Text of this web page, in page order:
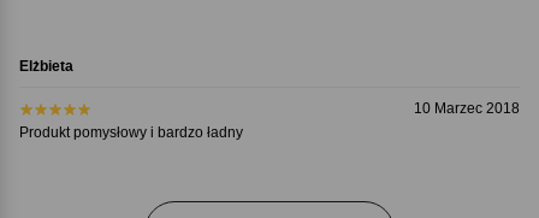
Elżbieta
10 Marzec 2018
Produkt pomysłowy i bardzo ładny